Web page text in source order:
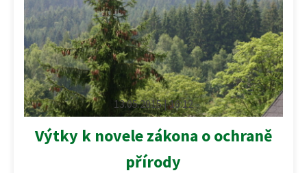
13.05.2015 | 16:12
Výtky k novele zákona o ochraně
přírody